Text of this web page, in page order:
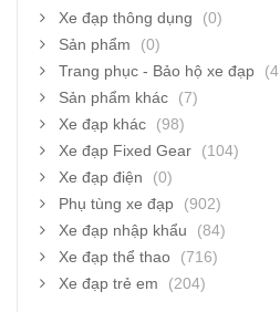
Xe đạp thông dụng
(0)
Sản phẩm
(0)
Trang phục - Bảo hộ xe đạp
Sản phẩm khác
(7)
Xe đạp khác
(98)
Xe đạp Fixed Gear
(104)
Xe đạp điện
(0)
Phụ tùng xe đạp
(902)
Xe đạp nhập khẩu
(84)
Xe đạp thể thao
(716)
Xe đạp trẻ em
(204)